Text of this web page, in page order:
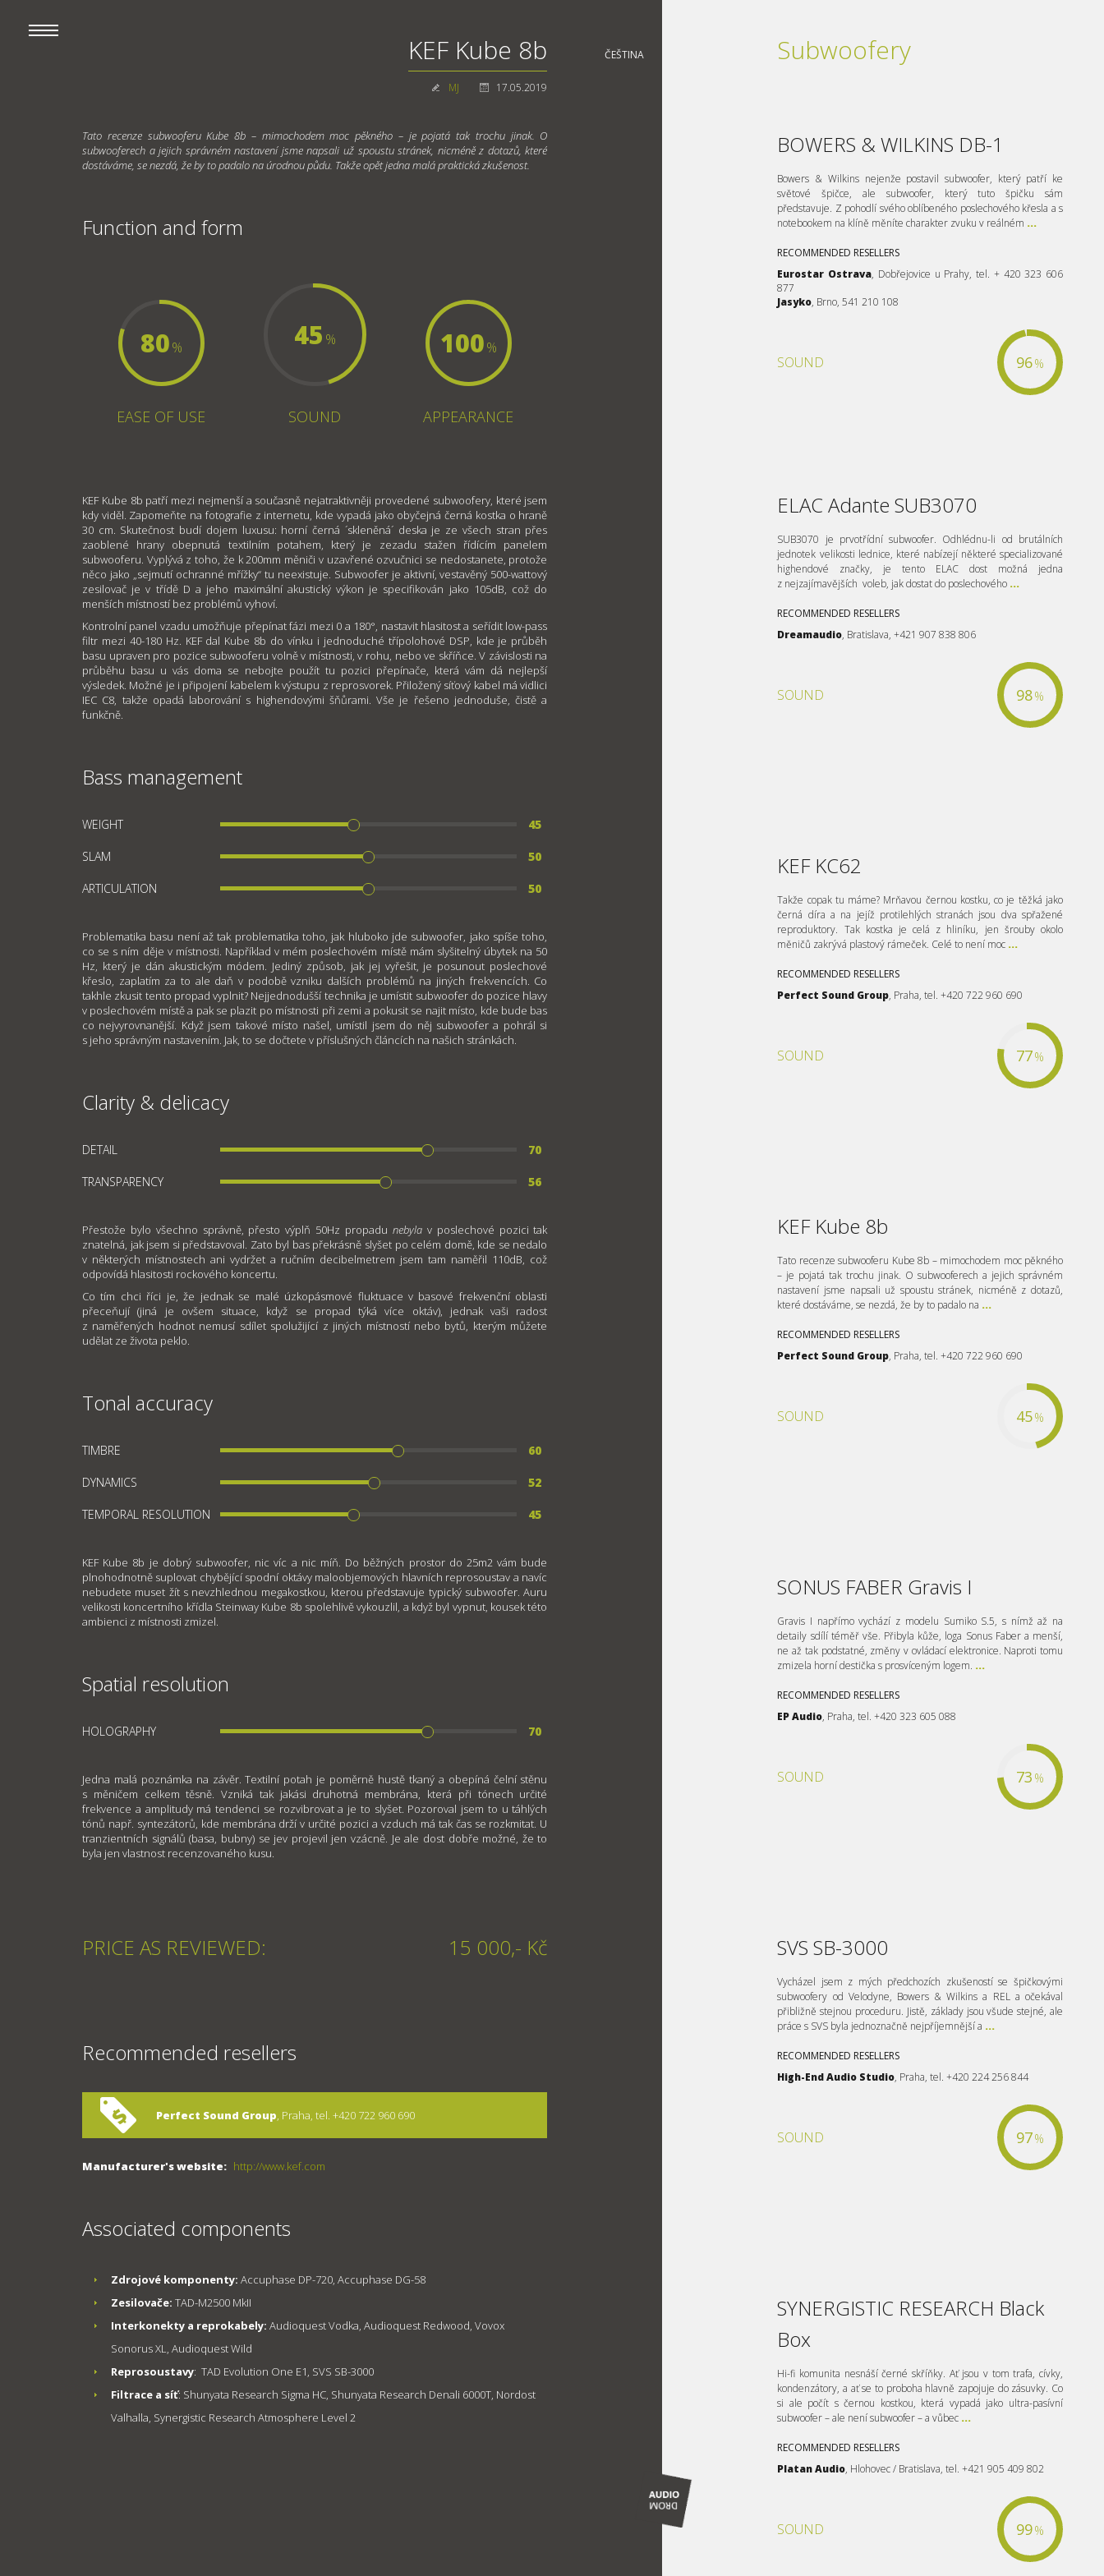
KEF Kube 8b
MJ 17.05.2019
Subwoofery
Tato recenze subwooferu Kube 8b – mimochodem moc pěkného – je pojatá tak trochu jinak. O
subwooferech a jejich správném nastavení jsme napsali už spoustu stránek, nicméně z dotazů, které
dostáváme, se nezdá, že by to padalo na úrodnou půdu. Takže opět jedna malá praktická zkušenost.
Function and form
80%
EASE OF USE
45 %
SOUND
100%
APPEARANCE
KEF Kube 8b patří mezi nejmenší a současně nejatraktivněji provedené subwoofery, které jsem
kdy viděl. Zapomeňte na fotografie z internetu, kde vypadá jako obyčejná černá kostka o hraně
30 cm. Skutečnost budí dojem luxusu: horní černá ´skleněná´ deska je ze všech stran přes
zaoblené hrany obepnutá textilním potahem, který je zezadu stažen řídícím panelem
subwooferu. Vyplývá z toho, že k 200mm měniči v uzavřené ozvučnici se nedostanete, protože
něco jako „sejmutí ochranné mřížky“ tu neexistuje. Subwoofer je aktivní, vestavěný 500-wattový
zesilovač je v třídě D a jeho maximální akustický výkon je specifikován jako 105dB, což do
menších místností bez problémů vyhoví.
Kontrolní panel vzadu umožňuje přepínat fázi mezi 0 a 180°, nastavit hlasitost a seřídit low-pass
filtr mezi 40-180 Hz. KEF dal Kube 8b do vínku i jednoduché třípolohové DSP, kde je průběh
basu upraven pro pozice subwooferu volně v místnosti, v rohu, nebo ve skříňce. V závislosti na
průběhu basu u vás doma se nebojte použít tu pozici přepínače, která vám dá nejlepší
výsledek. Možné je i připojení kabelem k výstupu z reprosvorek. Přiložený síťový kabel má vidlici
IEC C8, takže opadá laborování s highendovými šňůrami. Vše je řešeno jednoduše, čistě a
funkčně.
Bass management
WEIGHT 45
SLAM 50
ARTICULATION 50
Problematika basu není až tak problematika toho, jak hluboko jde subwoofer, jako spíše toho,
co se s ním děje v místnosti. Například v mém poslechovém místě mám slyšitelný úbytek na 50
Hz, který je dán akustickým módem. Jediný způsob, jak jej vyřešit, je posunout poslechové
křeslo, zaplatím za to ale daň v podobě vzniku dalších problémů na jiných frekvencích. Co
takhle zkusit tento propad vyplnit? Nejjednodušší technika je umístit subwoofer do pozice hlavy
v poslechovém místě a pak se plazit po místnosti při zemi a pokusit se najit místo, kde bude bas
co nejvyrovnanější. Když jsem takové místo našel, umístil jsem do něj subwoofer a pohrál si
s jeho správným nastavením. Jak, to se dočtete v příslušných článcích na našich stránkách.
Clarity & delicacy
DETAIL 70
TRANSPARENCY 56
Přestože bylo všechno správně, přesto výplň 50Hz propadu nebyla v poslechové pozici tak
znatelná, jak jsem si představoval. Zato byl bas překrásně slyšet po celém domě, kde se nedalo
v některých místnostech ani vydržet a ručním decibelmetrem jsem tam naměřil 110dB, což
odpovídá hlasitosti rockového koncertu.
Co tím chci říci je, že jednak se malé úzkopásmové fluktuace v basové frekvenční oblasti
přeceňují (jiná je ovšem situace, když se propad týká více oktáv), jednak vaši radost
z naměřených hodnot nemusí sdílet spolužijící z jiných místností nebo bytů, kterým můžete
udělat ze života peklo.
Tonal accuracy
TIMBRE 60
DYNAMICS 52
TEMPORAL RESOLUTION 45
KEF Kube 8b je dobrý subwoofer, nic víc a nic míň. Do běžných prostor do 25m2 vám bude
plnohodnotně suplovat chybějící spodní oktávy maloobjemových hlavních reprosoustav a navíc
nebudete muset žít s nevzhlednou megakostkou, kterou představuje typický subwoofer. Auru
velikosti koncertního křídla Steinway Kube 8b spolehlivě vykouzlil, a když byl vypnut, kousek této
ambienci z místnosti zmizel.
Spatial resolution
HOLOGRAPHY 70
Jedna malá poznámka na závěr. Textilní potah je poměrně hustě tkaný a obepíná čelní stěnu
s měničem celkem těsně. Vzniká tak jakási druhotná membrána, která při tónech určité
frekvence a amplitudy má tendenci se rozvibrovat a je to slyšet. Pozoroval jsem to u táhlých
tónů např. syntezátorů, kde membrána drží v určité pozici a vzduch má tak čas se rozkmitat. U
tranzientních signálů (basa, bubny) se jev projevil jen vzácně. Je ale dost dobře možné, že to
byla jen vlastnost recenzovaného kusu.
PRICE AS REVIEWED: 15 000,- Kč
Recommended resellers
Perfect Sound Group, Praha, tel. +420 722 960 690
Manufacturer's website: http://www.kef.com
Associated components
Zdrojové komponenty: Accuphase DP-720, Accuphase DG-58
Zesilovače: TAD-M2500 MkII
Interkonekty a reprokabely: Audioquest Vodka, Audioquest Redwood, Vovox
Sonorus XL, Audioquest Wild
Reprosoustavy: TAD Evolution One E1, SVS SB-3000
Filtrace a síť: Shunyata Research Sigma HC, Shunyata Research Denali 6000T, Nordost
Valhalla, Synergistic Research Atmosphere Level 2
BOWERS & WILKINS DB-1
Bowers & Wilkins nejenže postavil subwoofer, který patří ke
světové špičce, ale subwoofer, který tuto špičku sám
představuje. Z pohodlí svého oblíbeného poslechového křesla a s
notebookem na klíně měníte charakter zvuku v reálném ...
RECOMMENDED RESELLERS
Eurostar Ostrava, Dobřejovice u Prahy, tel. + 420 323 606
877
Jasyko, Brno, 541 210 108
SOUND 96%
ELAC Adante SUB3070
SUB3070 je prvotřídní subwoofer. Odhlédnu-li od brutálních
jednotek velikosti lednice, které nabízejí některé specializované
highendové značky, je tento ELAC dost možná jedna
z nejzajímavějších voleb, jak dostat do poslechového ...
RECOMMENDED RESELLERS
Dreamaudio, Bratislava, +421 907 838 806
SOUND 98%
KEF KC62
Takže copak tu máme? Mrňavou černou kostku, co je těžká jako
černá díra a na jejíž protilehlých stranách jsou dva spřažené
reproduktory. Tak kostka je celá z hliníku, jen šrouby okolo
měničů zakrývá plastový rámeček. Celé to není moc ...
RECOMMENDED RESELLERS
Perfect Sound Group, Praha, tel. +420 722 960 690
SOUND 77%
KEF Kube 8b
Tato recenze subwooferu Kube 8b – mimochodem moc pěkného
– je pojatá tak trochu jinak. O subwooferech a jejich správném
nastavení jsme napsali už spoustu stránek, nicméně z dotazů,
které dostáváme, se nezdá, že by to padalo na ...
RECOMMENDED RESELLERS
Perfect Sound Group, Praha, tel. +420 722 960 690
SOUND 45%
SONUS FABER Gravis I
Gravis I napřímo vychází z modelu Sumiko S.5, s nímž až na
detaily sdílí téměř vše. Přibyla kůže, loga Sonus Faber a menší,
ne až tak podstatné, změny v ovládací elektronice. Naproti tomu
zmizela horní destička s prosvíceným logem. ...
RECOMMENDED RESELLERS
EP Audio, Praha, tel. +420 323 605 088
SOUND 73 %
SVS SB-3000
Vycházel jsem z mých předchozích zkušeností se špičkovými
subwoofery od Velodyne, Bowers & Wilkins a REL a očekával
přibližně stejnou proceduru. Jistě, základy jsou všude stejné, ale
práce s SVS byla jednoznačně nejpříjemnější a ...
RECOMMENDED RESELLERS
High-End Audio Studio, Praha, tel. +420 224 256 844
SOUND 97%
SYNERGISTIC RESEARCH Black
Box
Hi-fi komunita nesnáší černé skříňky. Ať jsou v tom trafa, cívky,
kondenzátory, a ať se to proboha hlavně zapojuje do zásuvky. Co
si ale počít s černou kostkou, která vypadá jako ultra-pasívní
subwoofer – ale není subwoofer – a vůbec ...
RECOMMENDED RESELLERS
Platan Audio, Hlohovec / Bratislava, tel. +421 905 409 802
SOUND 99%
ČEŠTINA